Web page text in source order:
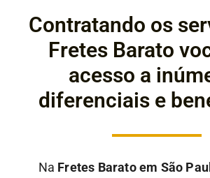
Contratando os
Fretes Barato
acesso a
diferenciais e
Na Fretes Barato em São